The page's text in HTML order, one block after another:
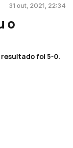
31 out, 2021, 22:34
o
resultado foi 5-0.